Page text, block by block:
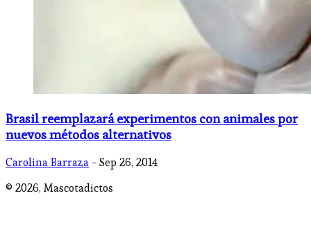
Brasil reemplazará experimentos con animales por
nuevos métodos alternativos
Carolina Barraza - Sep 26, 2014
© 2026, Mascotadictos